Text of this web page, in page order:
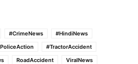
#CrimeNews
#HindiNews
#TractorAccident
RoadAccident ViralNews